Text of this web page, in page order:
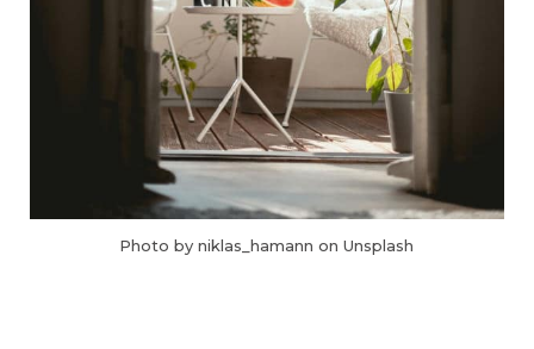
Photo by niklas_hamann on Unsplash